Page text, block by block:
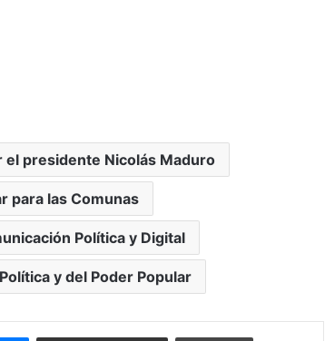
presidente Nicolás Maduro
para las Comunas
Política y Digital
y del Poder Popular